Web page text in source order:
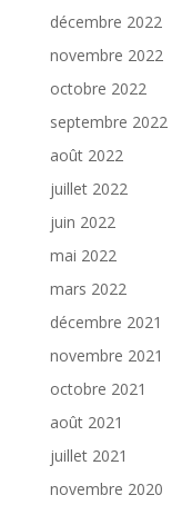
décembre 2022
novembre 2022
octobre 2022
septembre 2022
août 2022
juillet 2022
juin 2022
mai 2022
mars 2022
décembre 2021
novembre 2021
octobre 2021
août 2021
juillet 2021
novembre 2020